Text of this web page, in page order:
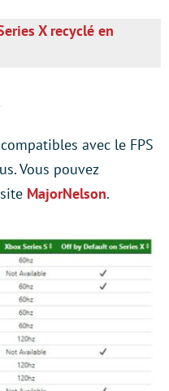
X recyclé en
avec le FPS
Vous pouvez
MajorNelson.